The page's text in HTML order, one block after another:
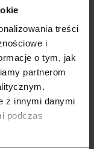
treści
i
o tym, jak
partnerom
z innymi danymi
podczas
Speisen der
Klasse, sowie
jede kleinste
durch unsere
sowohl in
Küche. Auf
Speisen,
vor.